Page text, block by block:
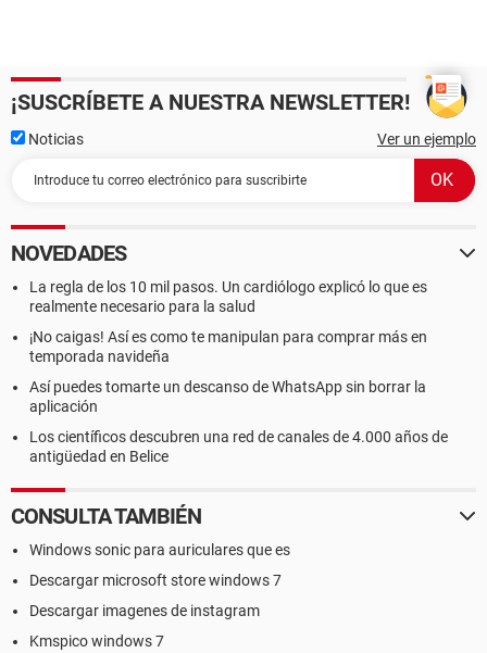
¡SUSCRÍBETE A NUESTRA NEWSLETTER!
Noticias Ver un ejemplo
NOVEDADES
La regla de los 10 mil pasos. Un cardiólogo explicó lo que es
realmente necesario para la salud
¡No caigas! Así es como te manipulan para comprar más en
temporada navideña
Así puedes tomarte un descanso de WhatsApp sin borrar la
aplicación
Los científicos descubren una red de canales de 4.000 años de
antigüedad en Belice
CONSULTA TAMBIÉN
Windows sonic para auriculares que es
Descargar microsoft store windows 7
Descargar imagenes de instagram
Kmspico windows 7